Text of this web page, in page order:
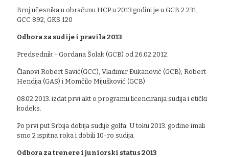
Broj učesnika u obračunu HCP u 2013.godini je u GCB 2.231,
GCC 892, GKS 120
Odbora za sudije i pravila 2013
Predsednik - Gordana Šolak (GCB) od 26.02.2012.
Članovi Robert Savić(GCC), Vladimir Đukanović (GCB), Robert
Hendija (GAS) i Momčilo Mijušković (GCB)
08.02.2013. izdat prvi akt o programu licenciranja sudija i etički
kodeks.
Po prvi put Srbija dobija sudije golfa. U toku 2013. godine imali
smo 2 ispitna roka i dobili 10-ro sudija.
Odbora za trenere i juniorski status 2013